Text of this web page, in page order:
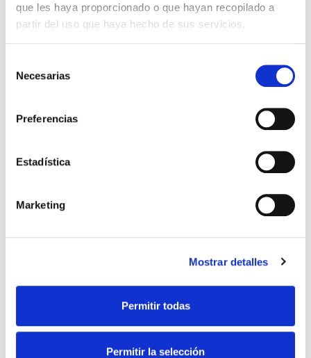
que les haya proporcionado o que hayan recopilado a
partir del uso que haya hecho de sus servicios.
Necesarias
Preferencias
Estadística
Marketing
Mostrar detalles
Permitir todas
Permitir la selección
Ingeniero Senior LEAN- Organización Industrial
OTROS CURSOS, JORNADAS Y WEBINARS
También te puede interesar